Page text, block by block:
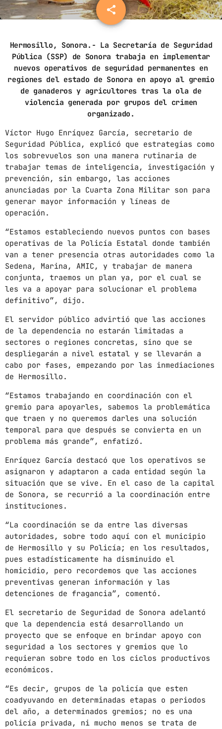
ARCHIVOS
marzo 2025
febrero 2025
enero 2025
diciembre 2024
octubre 2024
septiembre 2024
agosto 2024
julio 2024
mayo 2024
abril 2024
marzo 2024
febrero 2024
CATEGORÍAS
Blog
Gobierno de Sonora
Hermosillo
News
Noticias
Sonora
PARA PROTEGER A GANADEROS DE LA
VIOLENCIA EN SONORA SE REALIZARÁN
OPERATIVOS PERMANENTES DE
SEGURIDAD: SSP
12:00 AM - 11:59 PM
CON TODA LA ACTITUD
CON ANGEL RAMIREZ
LOS CHEROS
12:00 PM - 2:00 PM
CHART
1 SUNSHINE
TOMMY BLUES
share
email
Hermosillo, Sonora.- La Secretaría de Seguridad
Pública (SSP) de Sonora trabaja en implementar
nuevos operativos de seguridad permanentes en
regiones del estado de Sonora en apoyo al gremio
de ganaderos y agricultores tras la ola de
violencia generada por grupos del crimen
organizado.
Víctor Hugo Enríquez García, secretario de
Seguridad Pública, explicó que estrategias como
los sobrevuelos son una manera rutinaria de
trabajar temas de inteligencia, investigación y
prevención, sin embargo, las acciones
anunciadas por la Cuarta Zona Militar son para
generar mayor información y líneas de
operación.
“Estamos estableciendo nuevos puntos con bases
operativas de la Policía Estatal donde también
van a tener presencia otras autoridades como la
Sedena, Marina, AMIC, y trabajar de manera
conjunta, traemos un plan ya, por el cual se
les va a apoyar para solucionar el problema
definitivo”, dijo.
El servidor público advirtió que las acciones
de la dependencia no estarán limitadas a
sectores o regiones concretas, sino que se
despliegarán a nivel estatal y se llevarán a
cabo por fases, empezando por las inmediaciones
de Hermosillo.
“Estamos trabajando en coordinación con el
gremio para apoyarles, sabemos la problemática
que traen y no queremos darles una solución
temporal para que después se convierta en un
problema más grande”, enfatizó.
Enríquez García destacó que los operativos se
asignaron y adaptaron a cada entidad según la
situación que se vive. En el caso de la capital
de Sonora, se recurrió a la coordinación entre
instituciones.
“La coordinación se da entre las diversas
autoridades, sobre todo aquí con el municipio
de Hermosillo y su Policía; en los resultados,
pues estadísticamente ha disminuido el
homicidio, pero recordemos que las acciones
preventivas generan información y las
detenciones de fragancia”, comentó.
El secretario de Seguridad de Sonora adelantó
que la dependencia está desarrollando un
proyecto que se enfoque en brindar apoyo con
seguridad a los sectores y gremios que lo
requieran sobre todo en los ciclos productivos
económicos.
“Es decir, grupos de la policía que esten
coadyuvando en determinadas etapas o periodos
del año, a determinados gremios; no es una
policía privada, ni mucho menos se trata de